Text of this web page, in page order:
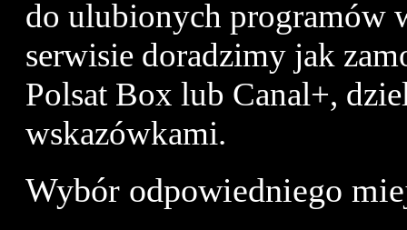
do ulubionych programów
serwisie doradzimy jak
Polsat Box lub Canal+,
wskazówkami.
Wybór odpowiedniego